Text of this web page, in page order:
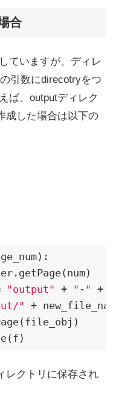
合
ていますが、ディレ
引数にdirecotryをつ
ば、outputディレク
成した場合は以下の
"output" + "-" +
" +
レクトリに保存され